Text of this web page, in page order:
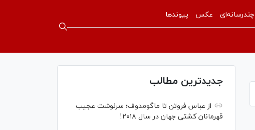
چندرسانه‌ای عکس پیوندها
جدیدترین مطالب
از عباس فروتن تا ماگومدوف؛ سرنوشت عجیب
قهرمانان کشتی جهان در سال ۲۰۱۸!